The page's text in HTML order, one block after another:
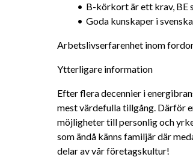
B-körkort är ett krav, BE
Goda kunskaper i
Arbetslivserfarenhet inom
Ytterligare information
Efter flera decennier i
mest värdefulla tillgång. Därför
möjligheter till personlig och
som ändå känns familjär där
delar av vår företagskultur!